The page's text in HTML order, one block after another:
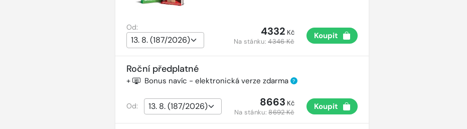
Od: 4332 Kč
Na stánku:4346 Kč
Koupit
Roční předplatné
+ Bonus navíc - elektronická verze zdarma ?
Od: 8663 Kč
Na stánku:8692 Kč
Koupit